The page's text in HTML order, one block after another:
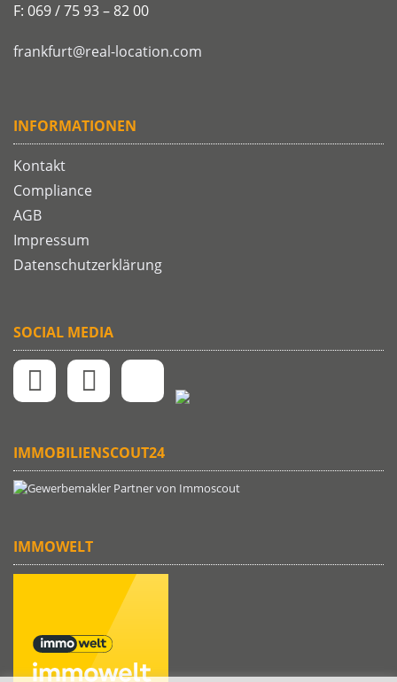
F: 069 / 75 93 – 82 00
frankfurt@real-location.com
INFORMATIONEN
Kontakt
Compliance
AGB
Impressum
Datenschutzerklärung
SOCIAL MEDIA
IMMOBILIENSCOUT24
IMMOWELT